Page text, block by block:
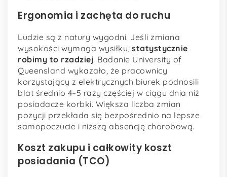
Ergonomia i zachęta do ruchu
Ludzie są z natury wygodni. Jeśli zmiana
wysokości wymaga wysiłku, statystycznie
robimy to rzadziej. Badanie University of
Queensland wykazało, że pracownicy
korzystający z elektrycznych biurek podnosili
blat średnio 4–5 razy częściej w ciągu dnia niż
posiadacze korbki. Większa liczba zmian
pozycji przekłada się bezpośrednio na lepsze
samopoczucie i niższą absencję chorobową.
Koszt zakupu i całkowity koszt
posiadania (TCO)